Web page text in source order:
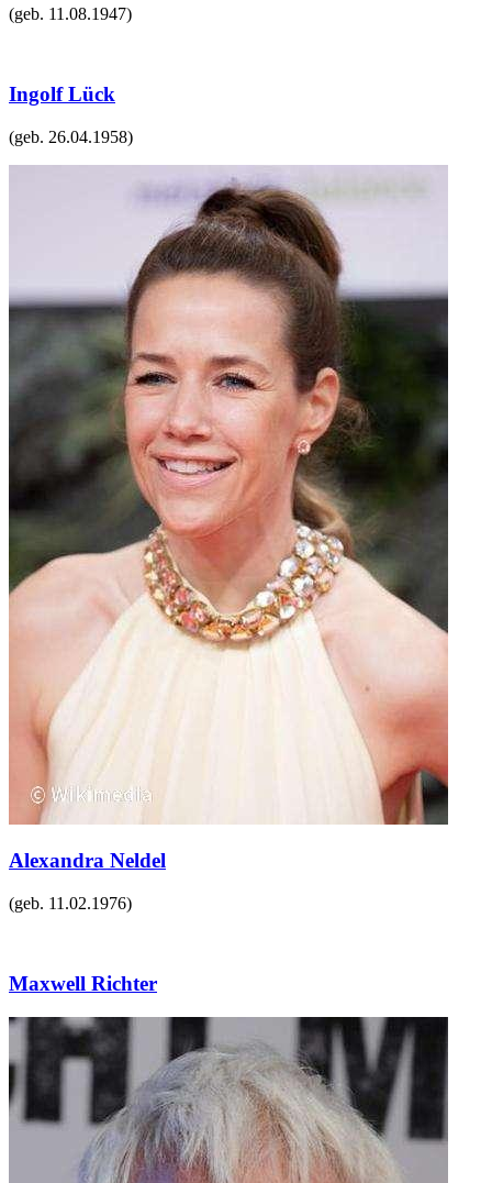
(geb. 11.08.1947)
Ingolf Lück
(geb. 26.04.1958)
Alexandra Neldel
(geb. 11.02.1976)
Maxwell Richter